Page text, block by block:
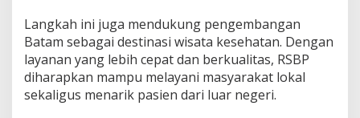
Langkah ini juga mendukung pengembangan
Batam sebagai destinasi wisata kesehatan. Dengan
layanan yang lebih cepat dan berkualitas, RSBP
diharapkan mampu melayani masyarakat lokal
sekaligus menarik pasien dari luar negeri.